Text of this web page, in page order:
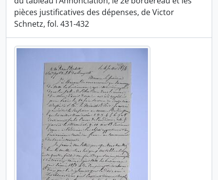
pièces justificatives des dépenses, de Victor
Schnetz, fol. 431-432